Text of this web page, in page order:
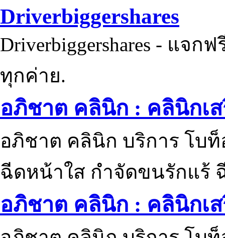
Driverbiggershares
Driverbiggershares - แจก
ทุกค่าย.
อภิชาต คลินิก : คลินิกเ
อภิชาต คลินิก บริการ โบ
ฉีดหน้าใส กำจัดขนรักแร้
อภิชาต คลินิก : คลินิกเ